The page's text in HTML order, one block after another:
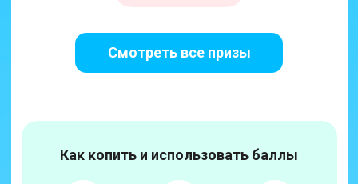
Смотреть все призы
Как копить и использовать баллы